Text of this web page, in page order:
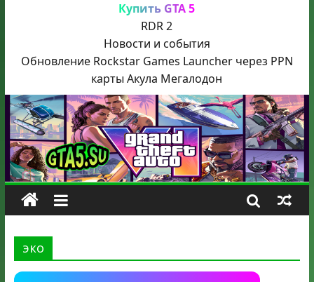
Купить GTA 5
RDR 2
Новости и события
Обновление Rockstar Games Launcher через PPN
карты Акула Мегалодон
эко